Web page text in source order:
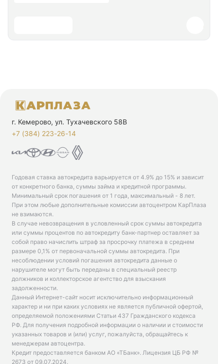
г. Кемерово, ул. Тухачевского 58В
+7 (384) 223-26-14‬
Годовая ставка автокредита варьируется от 4.9% до 15% и зависит
от конкретного банка, суммы займа и кредитной программы.
Минимальный срок погашения от 1 года, максимальный - 8 лет.
При этом любые дополнительные комиссии автоцентром КарПлаза
не взимаются.
В случае невозвращения в условленный срок суммы автокредита
или суммы процентов по автокредиту банк-партнер оставляет за
собой право начислить штраф за просрочку платежа в среднем
размере 0,1% от первоначальной суммы автокредита. При
несоблюдении условий погашения автокредита данные о
нарушителе могут быть переданы в специальный реестр
должников и коллекторское агентство для взыскания
задолженности.
Данный Интернет-сайт носит исключительно информационный
характер и ни при каких условиях не является публичной офертой,
определяемой положениями Статьи 437 Гражданского кодекса
РФ. Для получения подробной информации о наличии и стоимости
указанных товаров и (или) услуг, пожалуйста, обращайтесь к
менеджерам автоцентра.
Кредит предоставляется банком АО «ТБанк». Лицензия ЦБ РФ №
2673 от 09.07.2024.